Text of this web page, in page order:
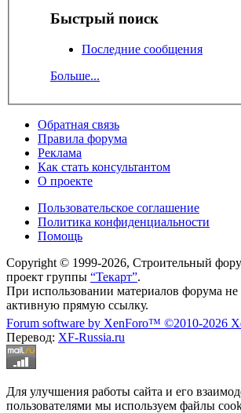
Быстрый поиск
Последние сообщения
Больше...
Обратная связь
Правила форума
Реклама
Как стать консультантом
О проекте
Пользовательское соглашение
Политика конфиденциальности
Помощь
Copyright © 1999-2026, Строительный
проект группы “Текарт”.
При использовании материалов форума не
активную прямую ссылку.
Forum software by XenForo™ ©2010-2026
Перевод: XF-Russia.ru
Для улучшения работы сайта и его
пользователями мы используем файлы